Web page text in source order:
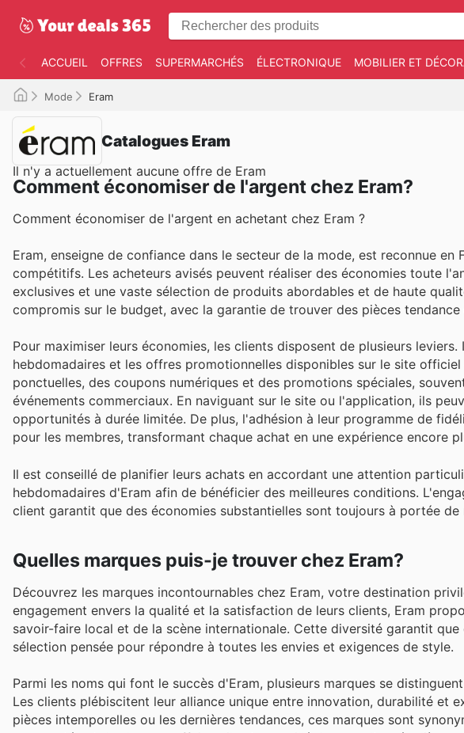
ACCUEIL OFFRES SUPERMARCHÉS ÉLECTRONIQUE MOBILIER ET
Mode Eram
Catalogues Eram
Il n'y a actuellement aucune offre de Eram
Comment économiser de l'argent chez Eram?
Comment économiser de l'argent en achetant chez Eram ?
Eram, enseigne de confiance dans le secteur de la mode, est reconnue
compétitifs. Les acheteurs avisés peuvent réaliser des économies toute
exclusives et une vaste sélection de produits abordables et de haute
compromis sur le budget, avec la garantie de trouver des pièces
Pour maximiser leurs économies, les clients disposent de plusieurs
hebdomadaires et les offres promotionnelles disponibles sur le site
ponctuelles, des coupons numériques et des promotions spéciales,
événements commerciaux. En naviguant sur le site ou l'application, ils
opportunités à durée limitée. De plus, l'adhésion à leur programme de
pour les membres, transformant chaque achat en une expérience encore
Il est conseillé de planifier leurs achats en accordant une attention
hebdomadaires d'Eram afin de bénéficier des meilleures conditions.
client garantit que des économies substantielles sont toujours à portée de
Quelles marques puis-je trouver chez Eram?
Découvrez les marques incontournables chez Eram, votre destination
engagement envers la qualité et la satisfaction de leurs clients, Eram
savoir-faire local et de la scène internationale. Cette diversité garantit
sélection pensée pour répondre à toutes les envies et exigences de style.
Parmi les noms qui font le succès d'Eram, plusieurs marques se
Les clients plébiscitent leur alliance unique entre innovation, durabilité et
pièces intemporelles ou les dernières tendances, ces marques sont